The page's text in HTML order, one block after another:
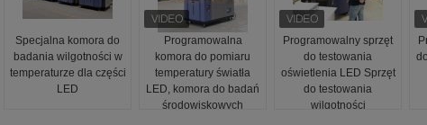
Specjalna komora do
badania wilgotności w
temperaturze dla części
LED
Programowalna
komora do pomiaru
temperatury światła
LED, komora do badań
środowiskowych
Programowalny sprzęt
do testowania
oświetlenia LED Sprzęt
do testowania
wilgotności